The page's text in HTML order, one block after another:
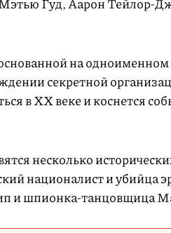
на
секретной
в XX веке и коснется
несколько
националист и убийца
и шпионка-танцовщица